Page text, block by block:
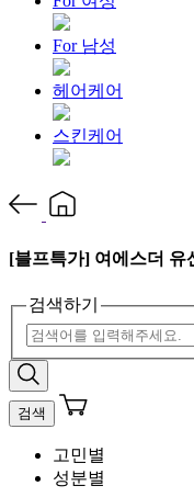
For 남성
헤어케어
스킨케어
[블프특가] 여에스더 유
검색하기
검색
고민별
성분별